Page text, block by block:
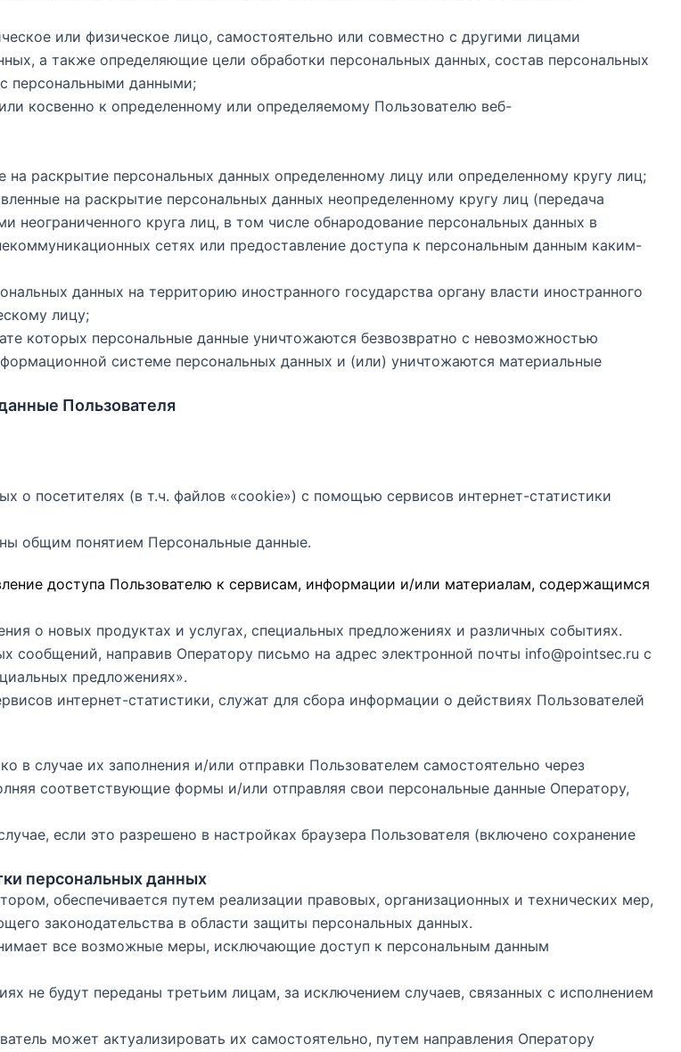
или физическое лицо, самостоятельно или совместно с другими лицами
а также определяющие цели обработки персональных данных, состав персональных
персональными данными;
косвенно к определенному или определяемому Пользователю веб-
раскрытие персональных данных определенному лицу или определенному кругу лиц;
на раскрытие персональных данных неопределенному кругу лиц (передача
круга лиц, в том числе обнародование персональных данных в
сетях или предоставление доступа к персональным данным каким-
данных на территорию иностранного государства органу власти иностранного
лицу;
которых персональные данные уничтожаются безвозвратно с невозможностью
системе персональных данных и (или) уничтожаются материальные
Пользователя
о посетителях (в т.ч. файлов «cookie») с помощью сервисов интернет-статистики
общим понятием Персональные данные.
доступа Пользователю к сервисам, информации и/или материалам, содержащимся
о новых продуктах и услугах, специальных предложениях и различных событиях.
сообщений, направив Оператору письмо на адрес электронной почты info@pointsec.ru с
предложениях».
интернет-статистики, служат для сбора информации о действиях Пользователей
в случае их заполнения и/или отправки Пользователем самостоятельно через
соответствующие формы и/или отправляя свои персональные данные Оператору,
если это разрешено в настройках браузера Пользователя (включено сохранение
персональных данных
обеспечивается путем реализации правовых, организационных и технических мер,
законодательства в области защиты персональных данных.
все возможные меры, исключающие доступ к персональным данным
не будут переданы третьим лицам, за исключением случаев, связанных с исполнением
может актуализировать их самостоятельно, путем направления Оператору